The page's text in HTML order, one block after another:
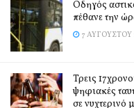
Οδηγός
πέθανε την
7 ΑΥΓΟΎΣΤΟΥ
Τρεις
ψηφιακές
σε νυχτερινό